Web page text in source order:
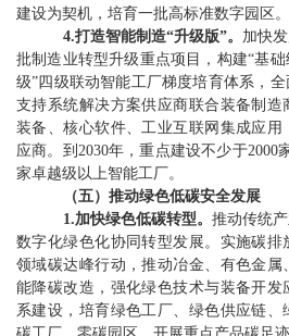
建设为契机，培育一批高标准数字园区。
4.打造智能制造“升级版”。 加快
批制造业转型升级重点项目，构建“基
级”四级联动智能工厂梯度培育体系，全
支持系统解决方案供应商联合装备制
装备、核心软件、工业互联网集成应
应商。到 2030年，重点建设不少于2000
家卓越级以上智能工厂。
（五） 推动绿色低碳安全发展
1.加快绿色低碳转型。 推动传统
数字化绿色化协同转型发展。实施碳排
领域碳达峰行动，推动冶金、有色金
能降碳改造，强化绿色技术与装备开
系建设，培育绿色工厂、绿色供应链